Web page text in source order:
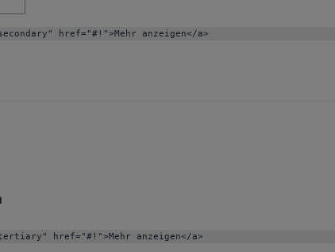
href="#!">Mehr anzeigen</a>
href="#!">Mehr anzeigen</a>